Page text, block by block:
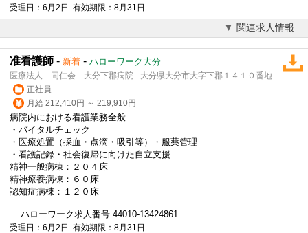
受理日：6月2日 有効期限：8月31日
関連求人情報
准看護師 - 新着 - ハローワーク大分
医療法人 同仁会 大分下郡病院 - 大分県大分市大字下郡１４１０番地
正社員
月給 212,410円 ～ 219,910円
病院内における看護業務全般
・バイタルチェック
・医療処置（採血・点滴・吸引等）・服薬管理
・看護記録・社会復帰に向けた自立支援
精神一般病棟：２０４床
精神療養病棟：６０床
認知症病棟：１２０床
... ハローワーク求人番号 44010-13424861
受理日：6月2日 有効期限：8月31日